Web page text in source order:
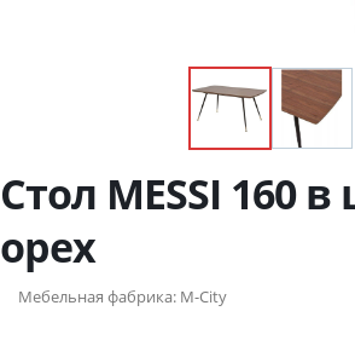
Стол MESSI 160 в
орех
Мебельная фабрика: M-City